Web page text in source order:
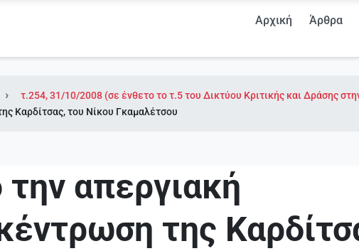
Αρχική Άρθρα
τ.254, 31/10/2008 (σε ένθετο το τ.5 του Δικτύου Κριτικής και Δράσης
Καρδίτσας, του Νίκου Γκαμαλέτσου
απεργιακή
της